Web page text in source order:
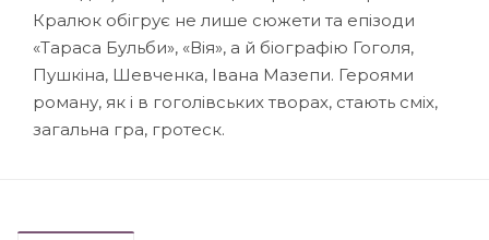
Кралюк обігрує не лише сюжети та епізоди
«Тараса Бульби», «Вія», а й біографію Гоголя,
Пушкіна, Шевченка, Івана Мазепи. Героями
роману, як і в гоголівських творах, стають сміх,
загальна гра, гротеск.